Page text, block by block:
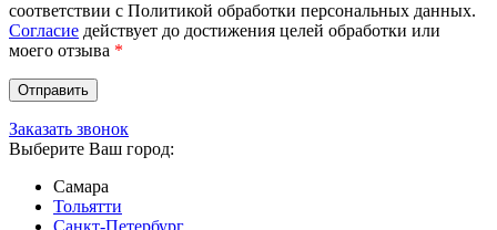
соответствии с Политикой обработки персональных данных.
Согласие действует до достижения целей обработки или
моего отзыва *
Заказать звонок
Выберите Ваш город:
Самара
Тольятти
Санкт-Петербург